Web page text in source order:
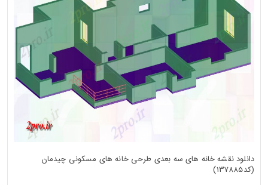
دانلود نقشه خانه های سه بعدی طرحی خانه های مسکونی چیدمان
(کد137885)